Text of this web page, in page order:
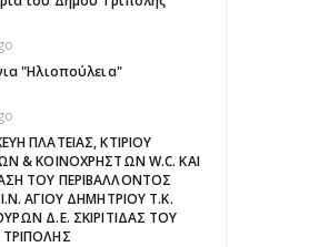
"Ηλιοπούλεια"
ΠΛΑΤΕΙΑΣ, ΚΤΙΡΙΟΥ
& ΚΟΙΝΟΧΡΗΣΤΩΝ W.C. ΚΑΙ
ΤΟΥ ΠΕΡΙΒΑΛΛΟΝΤΟΣ
ΑΓΙΟΥ ΔΗΜΗΤΡΙΟΥ Τ.Κ.
Δ.Ε. ΣΚΙΡΙΤΙΔΑΣ ΤΟΥ